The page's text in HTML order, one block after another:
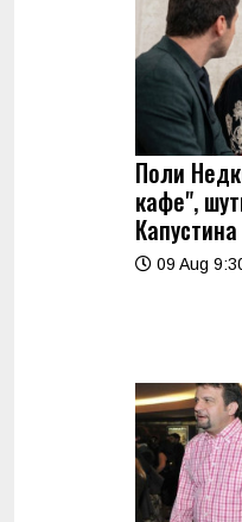
Поли
кафе",
09 Aug